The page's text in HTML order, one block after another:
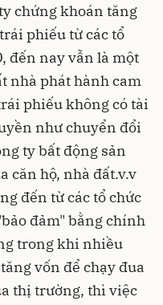
chứng khoán tăng
phiếu từ các tổ
đến nay vẫn là một
nhà phát hành cam
phiếu không có tài
như chuyển đổi
ty bất động sản
căn hộ, nhà đất.v.v
đến từ các tổ chức
đảm" bằng chính
trong khi nhiều
vốn để chạy đua
thị trường, thì việc